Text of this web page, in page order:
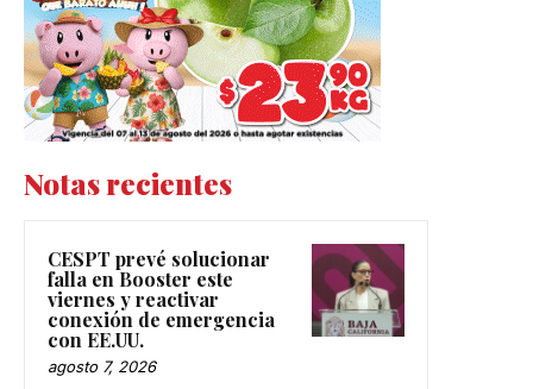
Notas recientes
CESPT prevé solucionar
falla en Booster este
viernes y reactivar
conexión de emergencia
con EE.UU.
agosto 7, 2026